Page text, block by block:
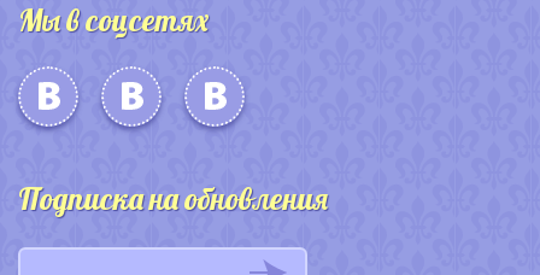
Мы в соцсетях
Подписка на обновления